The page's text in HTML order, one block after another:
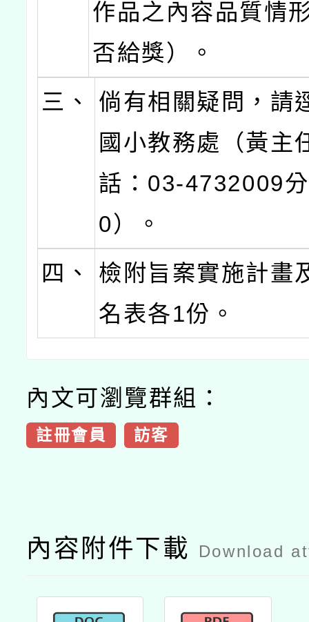
作品之內容品質情
否給獎）。
三、
倘有相關疑問，請
國小教務處（黃主
話：03-4732009
0）。
四、
檢附旨案實施計畫
名表各1份。
內文可瀏覽群組：
註冊會員 訪客
內容附件下載 Download